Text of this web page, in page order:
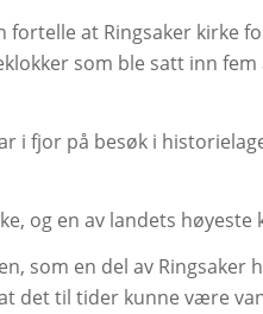
fortelle at Ringsaker
som ble satt inn
i fjor på besøk i
og en av landets
som en del av Ringsaker
det til tider kunne være